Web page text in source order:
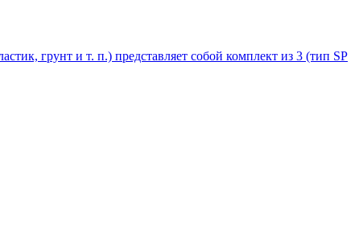
грунт и т. п.) представляет собой комплект из 3 (тип SP